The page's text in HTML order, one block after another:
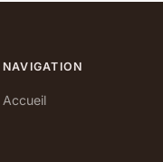
NAVIGATION
Accueil